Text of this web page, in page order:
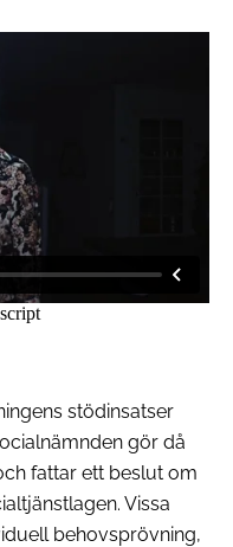
stödinsatser
gör då
fattar ett beslut om
Vissa
behovsprövning,